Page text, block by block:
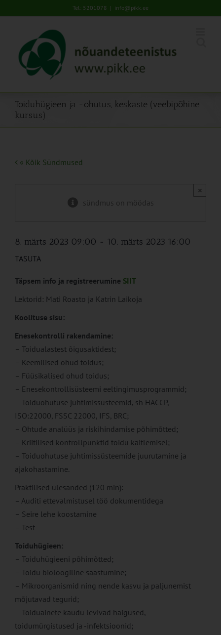
to
Tel: 5201078 | info@pikk.ee
Toiduhügieen ja -ohutus, keskaste (veebipõhine
kursus)
« Kõik Sündmused
sündmus on möödas
×
8. märts 2023 09:00 - 10. märts 2023 16:00
TASUTA
Täpsem info ja registreerumine SIIT
Lektorid: Mati Roasto ja Katrin Laikoja
Koolituse sisu:
Enesekontrolli rakendamine:
– Toidualastest õigusaktidest;
– Keemilised ohud toidus;
– Füüsikalised ohud toidus;
– Enesekontrollisüsteemi eeltingimusprogrammid;
– Toiduohutuse juhtimissüsteemid, sh HACCP,
ISO:22000, FSSC 22000, IFS, BRC;
– Ohtude analüüs ja riskihindamise põhimõtted;
– Kriitilised kontrollpunktid toidu käitlemisel;
– Toiduohutuse juhtimissüsteemide juurutamine ja
ajakohastamine.
Praktilised ülesanded (120 min):
– Auditi ettevalmistusel töö dokumentidega
– Seire lehe koostamine
– Test
Toiduhügieen:
– Toiduhügieeni põhimõtted;
– Toidu bioloogiline saastumine;
– Mikroorganismid ning nende kasvu ja paljunemist
mõjutavad tegurid;
– Toiduainete kaudu levivad haigused,
toidumürgistused ja -infektsioonid;